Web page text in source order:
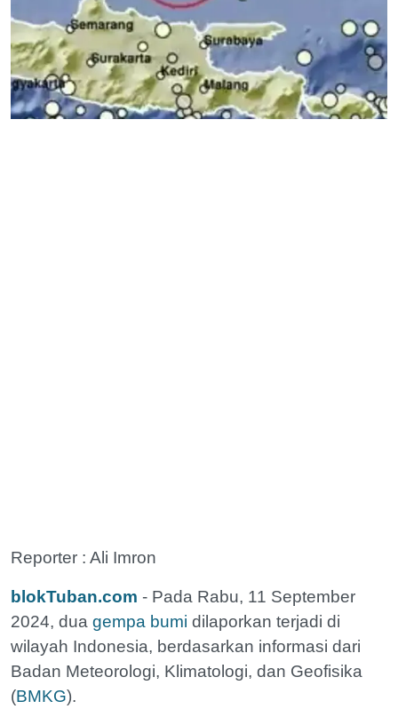
Reporter : Ali Imron
blokTuban.com - Pada Rabu, 11 September
2024, dua gempa bumi dilaporkan terjadi di
wilayah Indonesia, berdasarkan informasi dari
Badan Meteorologi, Klimatologi, dan Geofisika
(BMKG).